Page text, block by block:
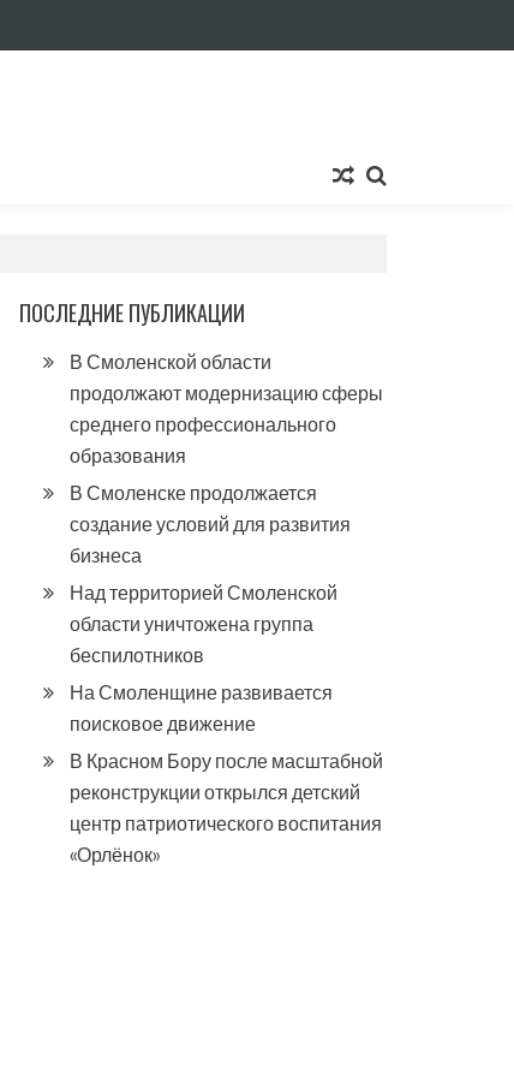
ПОСЛЕДНИЕ ПУБЛИКАЦИИ
В Смоленской области
продолжают модернизацию сферы
среднего профессионального
образования
В Смоленске продолжается
создание условий для развития
бизнеса
Над территорией Смоленской
области уничтожена группа
беспилотников
На Смоленщине развивается
поисковое движение
В Красном Бору после масштабной
реконструкции открылся детский
центр патриотического воспитания
«Орлёнок»